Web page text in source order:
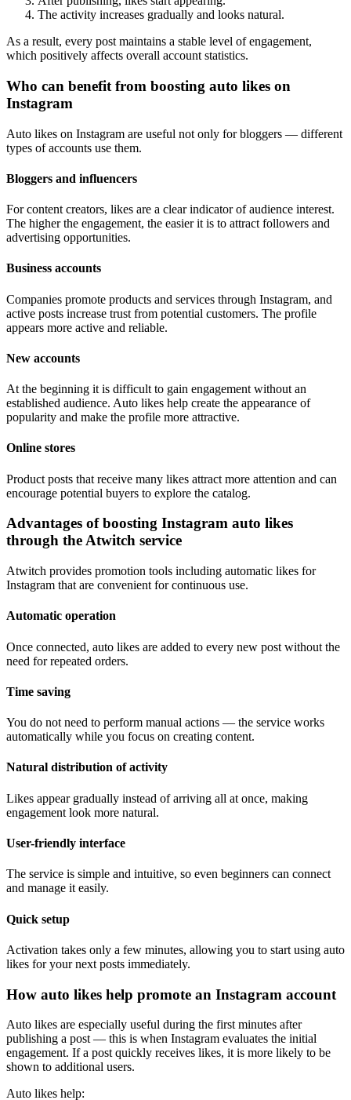
The activity increases gradually and looks natural.
As a result, every post maintains a stable level of engagement,
which positively affects overall account statistics.
Who can benefit from boosting auto likes on
Instagram
Auto likes on Instagram are useful not only for bloggers — different
types of accounts use them.
Bloggers and influencers
For content creators, likes are a clear indicator of audience interest.
The higher the engagement, the easier it is to attract followers and
advertising opportunities.
Business accounts
Companies promote products and services through Instagram, and
active posts increase trust from potential customers. The profile
appears more active and reliable.
New accounts
At the beginning it is difficult to gain engagement without an
established audience. Auto likes help create the appearance of
popularity and make the profile more attractive.
Online stores
Product posts that receive many likes attract more attention and can
encourage potential buyers to explore the catalog.
Advantages of boosting Instagram auto likes
through the Atwitch service
Atwitch provides promotion tools including automatic likes for
Instagram that are convenient for continuous use.
Automatic operation
Once connected, auto likes are added to every new post without the
need for repeated orders.
Time saving
You do not need to perform manual actions — the service works
automatically while you focus on creating content.
Natural distribution of activity
Likes appear gradually instead of arriving all at once, making
engagement look more natural.
User-friendly interface
The service is simple and intuitive, so even beginners can connect
and manage it easily.
Quick setup
Activation takes only a few minutes, allowing you to start using auto
likes for your next posts immediately.
How auto likes help promote an Instagram account
Auto likes are especially useful during the first minutes after
publishing a post — this is when Instagram evaluates the initial
engagement. If a post quickly receives likes, it is more likely to be
shown to additional users.
Auto likes help: